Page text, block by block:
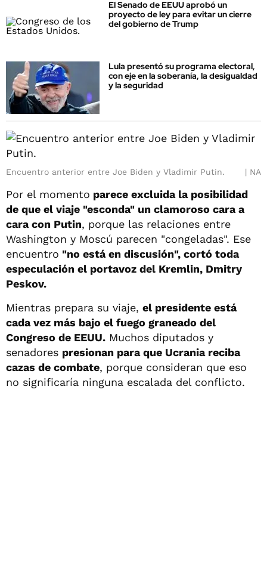
El Senado de EEUU aprobó un
proyecto de ley para evitar un cierre
del gobierno de Trump
Lula presentó su programa electoral,
con eje en la soberanía, la desigualdad
y la seguridad
Encuentro anterior entre Joe Biden y Vladimir Putin. NA
Por el momento parece excluida la posibilidad
de que el viaje "esconda" un clamoroso cara a
cara con Putin, porque las relaciones entre
Washington y Moscú parecen "congeladas". Ese
encuentro "no está en discusión", cortó toda
especulación el portavoz del Kremlin, Dmitry
Peskov.
Mientras prepara su viaje, el presidente está
cada vez más bajo el fuego graneado del
Congreso de EEUU. Muchos diputados y
senadores presionan para que Ucrania reciba
cazas de combate, porque consideran que eso
no significaría ninguna escalada del conflicto.